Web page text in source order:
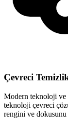
Çevreci
Modern teknoloji ve
teknoloji çevreci
rengini ve